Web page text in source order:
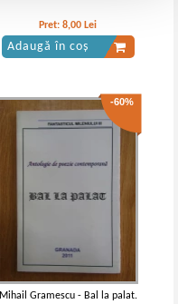
Pret:8,00 Lei
Adaugă în coș
-60%
Mihail Gramescu - Bal la palat.